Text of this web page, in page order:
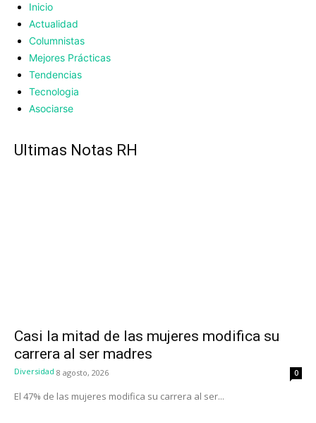
Inicio
Actualidad
Columnistas
Mejores Prácticas
Tendencias
Tecnologia
Asociarse
UItimas Notas RH
Casi la mitad de las mujeres modifica su
carrera al ser madres
Diversidad 8 agosto, 2026 0
El 47% de las mujeres modifica su carrera al ser...